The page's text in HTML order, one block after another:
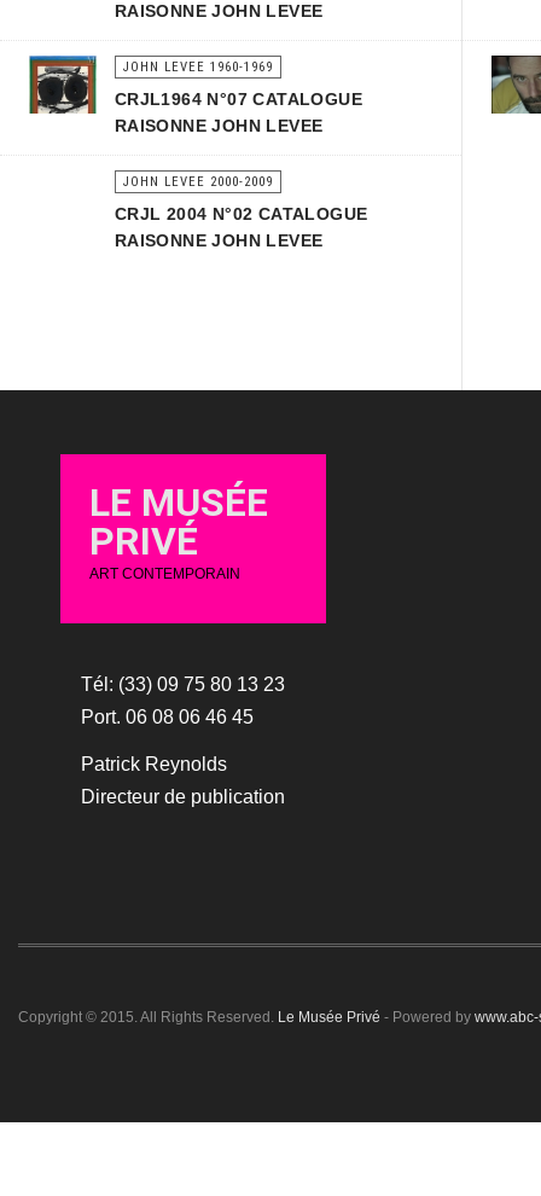
RAISONNE JOHN LEVEE
JOHN LEVEE 1960-1969
CRJL1964 N°07 CATALOGUE
RAISONNE JOHN LEVEE
JOHN LEVEE 2000-2009
CRJL 2004 N°02 CATALOGUE
RAISONNE JOHN LEVEE
LE MUSÉE
PRIVÉ
ART CONTEMPORAIN
Tél: (33) 09 75 80 13 23
Port. 06 08 06 46 45
Patrick Reynolds
Directeur de publication
Copyright © 2015. All Rights Reserved. Le Musée Privé - Powered by